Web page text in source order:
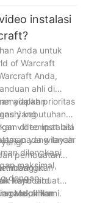
instalasi
Anda untuk
of Warcraft
Anda,
ahli di
yang
video instalasi
yang lancar
adalah prioritas
kebutuhan
di tempat bila
pada wilayah
dilengkapi
maksimal,
dengan
pembuatan
keyboard
pilihan
kami dibuat
Mekanika
produk kami.